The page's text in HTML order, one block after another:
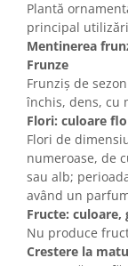
Plantă
principal
Mentinerea
Frunze
Frunziș de
închis, dens, cu
Flori: culoare
Flori de
numeroase, de
sau alb;
având un
Fructe: culoare,
Nu produce
Crestere la